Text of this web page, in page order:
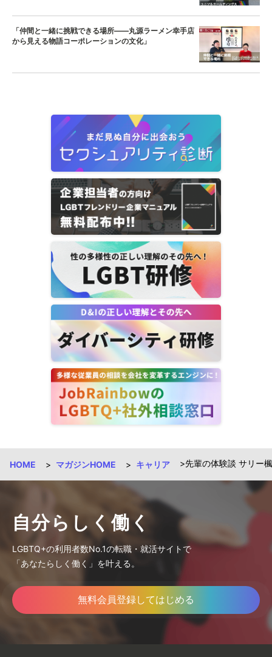
「仲間と一緒に挑戦できる場所——丸源ラーメン幸手店
から見える物語コーポレーションの文化」
HOME マガジンHOME キャリア 先輩の体験談 サリー
自分らしく働く
LGBTQ+の利用者数No.1の転職・就活サイトで
「あなたらしく働く」を叶える。
無料会員登録してはじめる